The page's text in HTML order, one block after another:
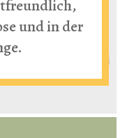
und in der